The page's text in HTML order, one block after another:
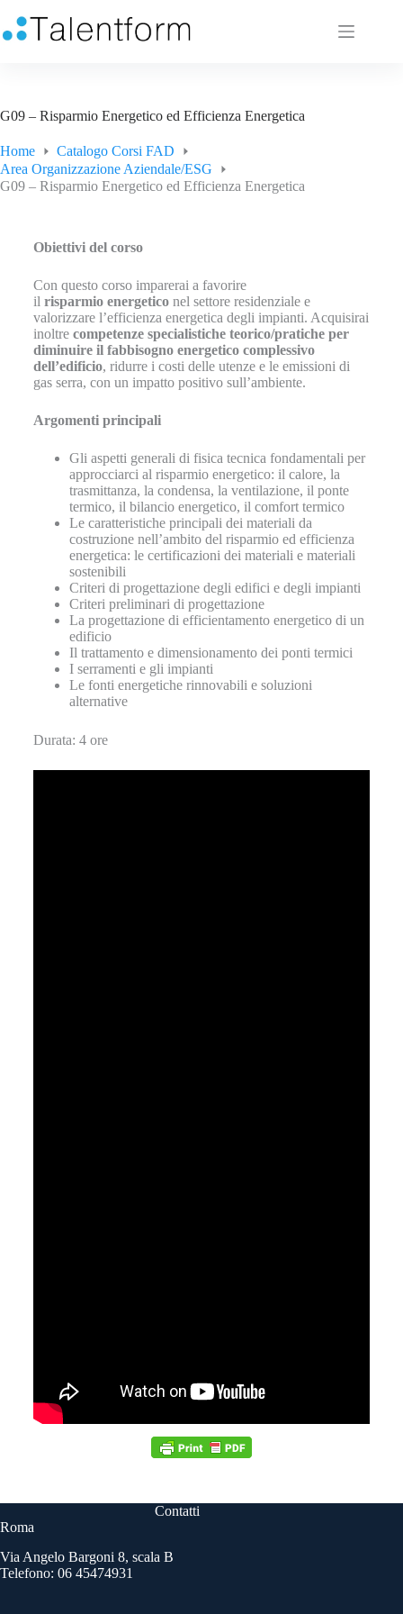
G09 – Risparmio Energetico ed Efficienza Energetica
Home
Catalogo Corsi FAD
Area Organizzazione Aziendale/ESG
G09 – Risparmio Energetico ed Efficienza Energetica
Obiettivi del corso
Con questo corso imparerai a favorire
il risparmio energeticonel settore residenziale e
valorizzare l’efficienza energetica degli impianti. Acquisirai
inoltre competenze specialistiche teorico/pratiche per
diminuire il fabbisogno energetico complessivo
dell’edificio, ridurre i costi delle utenze e le emissioni di
gas serra, con un impatto positivo sull’ambiente.
Argomenti principali
Gli aspetti generali di fisica tecnica fondamentali per
approcciarci al risparmio energetico: il calore, la
trasmittanza, la condensa, la ventilazione, il ponte
termico, il bilancio energetico, il comfort termico
Le caratteristiche principali dei materiali da
costruzione nell’ambito del risparmio ed efficienza
energetica: le certificazioni dei materiali e materiali
sostenibili
Criteri di progettazione degli edifici e degli impianti
Criteri preliminari di progettazione
La progettazione di efficientamento energetico di un
edificio
Il trattamento e dimensionamento dei ponti termici
I serramenti e gli impianti
Le fonti energetiche rinnovabili e soluzioni
alternative
Durata: 4 ore
Contatti
Roma
Via Angelo Bargoni 8, scala B
Telefono: 06 45474931